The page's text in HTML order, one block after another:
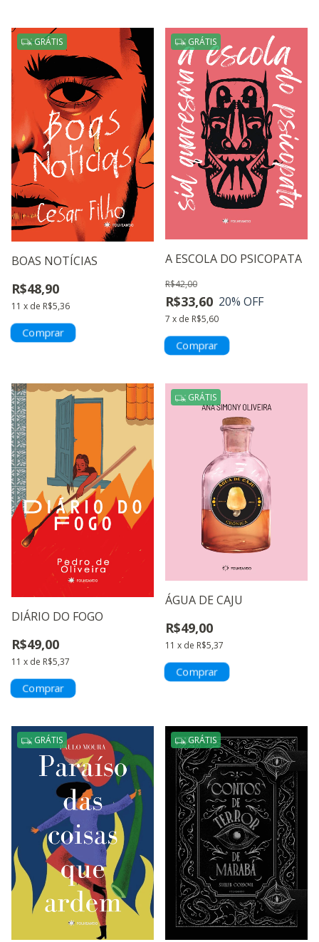
GRÁTIS
BOAS NOTÍCIAS
R$48,90
11 x de R$5,36
GRÁTIS
A ESCOLA DO PSICOPATA
R$33,60
R$42,00
20% OFF
7 x de R$5,60
DIÁRIO DO FOGO
R$49,00
11 x de R$5,37
GRÁTIS
ÁGUA DE CAJU
R$49,00
11 x de R$5,37
GRÁTIS GRÁTIS